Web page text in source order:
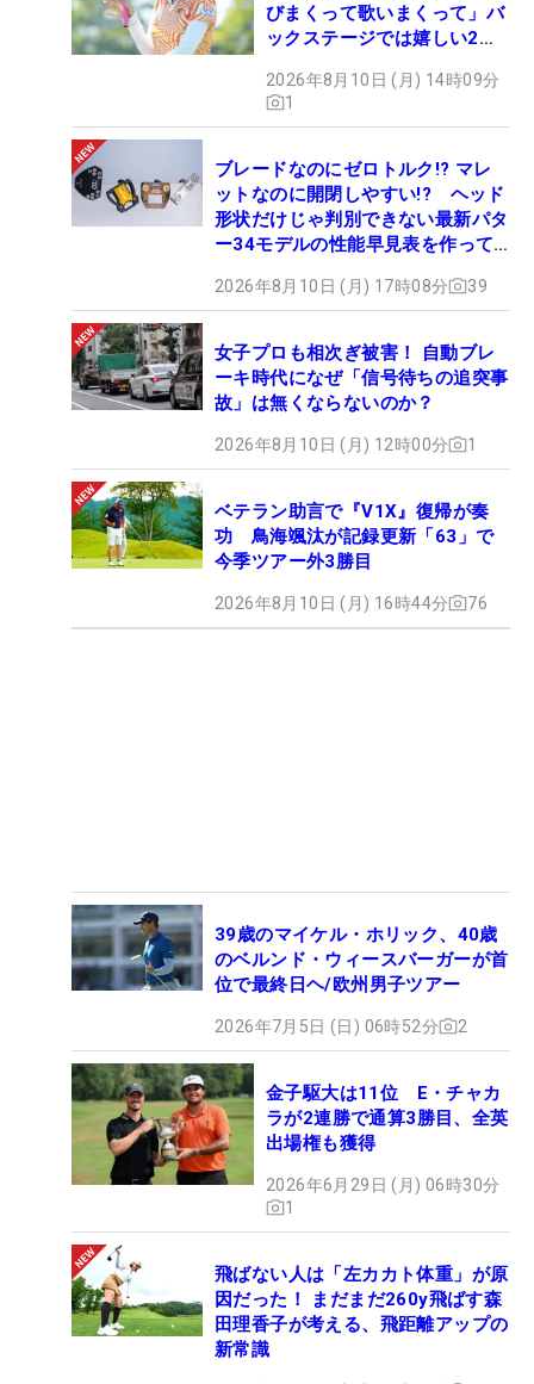
びまくって歌いまくって」バ
ックステージでは嬉しい2シ
2026年8月10日 (月) 14時09分
1
ブレードなのにゼロトルク!? マレ
ットなのに開閉しやすい!? ヘッド
形状だけじゃ判別できない最新パタ
ー34モデルの性能早見表を作って
2026年8月10日 (月) 17時08分 39
女子プロも相次ぎ被害！ 自動ブレ
ーキ時代になぜ「信号待ちの追突事
故」は無くならないのか？
2026年8月10日 (月) 12時00分 1
ベテラン助言で『V1X』復帰が奏
功 鳥海颯汰が記録更新「63」で
今季ツアー外3勝目
2026年8月10日 (月) 16時44分 76
39歳のマイケル・ホリック、40歳
のベルンド・ウィースバーガーが首
位で最終日ヘ/欧州男子ツアー
2026年7月5日 (日) 06時52分 2
金子駆大は11位 E・チャカ
ラが2連勝で通算3勝目、全英
出場権も獲得
2026年6月29日 (月) 06時30分
1
飛ばない人は「左カカト体重」が原
因だった！ まだまだ260y飛ばす森
田理香子が考える、飛距離アップの
新常識